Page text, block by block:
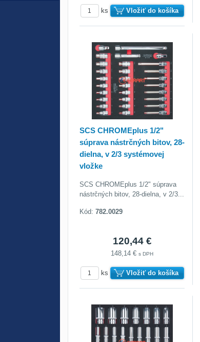
ks Vložiť do košíka
SCS CHROMEplus 1/2"
súprava nástrčných bitov, 28-
dielna, v 2/3 systémovej
vložke
SCS CHROMEplus 1/2" súprava
nástrčných bitov, 28-dielna, v 2/3...
Kód:782.0029
120,44 €
148,14 €s DPH
ks Vložiť do košíka